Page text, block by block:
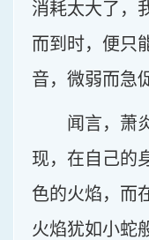
消耗太大了，
而到时，便只
音，微弱而急
闻言，萧
现，在自己的
色的火焰，而
火焰犹如小蛇